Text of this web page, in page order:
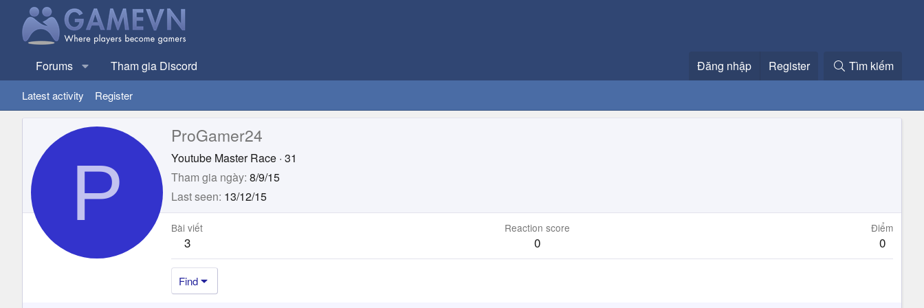
Forums Tham gia Discord Đăng nhập Register Tìm kiếm
Latest activity Register
P
ProGamer24
Youtube Master Race · 31
Tham gia ngày 8/9/15
Last seen 13/12/15
Bài viết
3
Reaction score
0
Điểm
0
Find